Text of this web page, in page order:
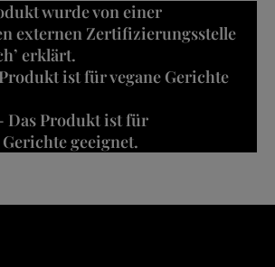
wurde von einer
externen Zertifizierungsstelle
erklärt.
ist für vegane Gerichte
Das Produkt ist für
geeignet.